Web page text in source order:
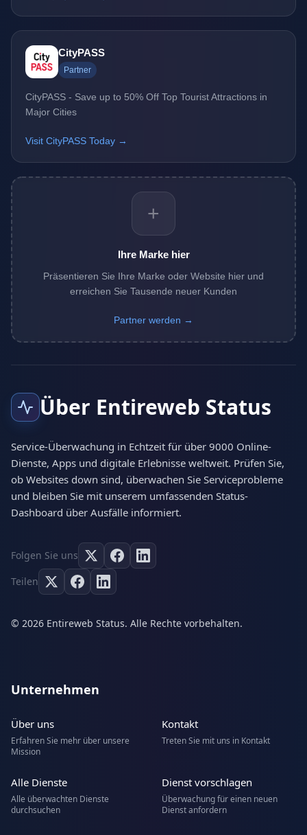
CityPASS
Partner
CityPASS - Save up to 50% Off Top Tourist Attractions in
Major Cities
Visit CityPASS Today →
+
Ihre Marke hier
Präsentieren Sie Ihre Marke oder Website hier und
erreichen Sie Tausende neuer Kunden
Partner werden →
Über Entireweb Status
Service-Überwachung in Echtzeit für über 9000 Online-
Dienste, Apps und digitale Erlebnisse weltweit. Prüfen Sie,
ob Websites down sind, überwachen Sie Serviceprobleme
und bleiben Sie mit unserem umfassenden Status-
Dashboard über Ausfälle informiert.
Folgen Sie uns
Teilen
© 2026 Entireweb Status. Alle Rechte vorbehalten.
Unternehmen
Über uns
Erfahren Sie mehr über unsere
Mission
Kontakt
Treten Sie mit uns in Kontakt
Alle Dienste
Alle überwachten Dienste
durchsuchen
Dienst vorschlagen
Überwachung für einen neuen
Dienst anfordern